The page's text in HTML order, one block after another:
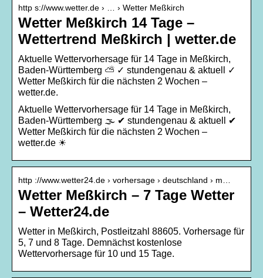
http s://www.wetter.de › … › Wetter Meßkirch
Wetter Meßkirch 14 Tage –
Wettertrend Meßkirch | wetter.de
Aktuelle Wettervorhersage für 14 Tage in Meßkirch,
Baden-Württemberg ⛅ ✓ stundengenau & aktuell ✓
Wetter Meßkirch für die nächsten 2 Wochen –
wetter.de.
Aktuelle Wettervorhersage für 14 Tage in Meßkirch,
Baden-Württemberg 🌫️ ✔ stundengenau & aktuell ✔
Wetter Meßkirch für die nächsten 2 Wochen –
wetter.de ☀
http ://www.wetter24.de › vorhersage › deutschland › m…
Wetter Meßkirch – 7 Tage Wetter
– Wetter24.de
Wetter in Meßkirch, Postleitzahl 88605. Vorhersage für
5, 7 und 8 Tage. Demnächst kostenlose
Wettervorhersage für 10 und 15 Tage.